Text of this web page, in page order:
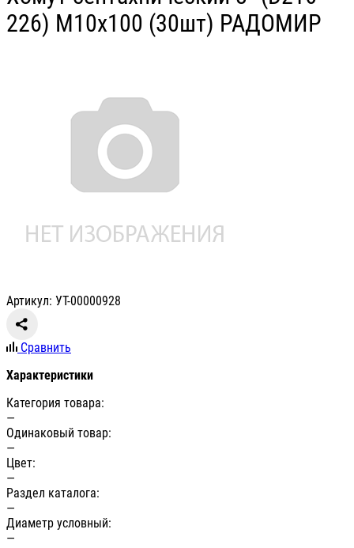
226) М10х100 (30шт) РАДОМИР
Артикул: УТ-00000928
Сравнить
Характеристики
Категория товара:
—
Одинаковый товар:
—
Цвет:
—
Раздел каталога:
—
Диаметр условный:
—